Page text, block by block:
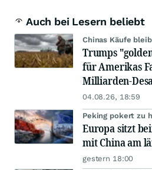
Auch bei Lesern beliebt
Chinas Käufe
Trumps
für Amerikas
Milliarden-
04.08.26, 18:59
Peking pokert zu
Europa sitzt
mit China am
gestern 18:00